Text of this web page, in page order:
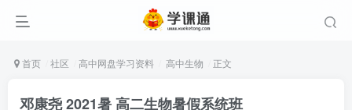
首页 社区 高中网盘学习资料 高中生物 正文
邓康尧 2021暑 高二生物暑假系统班